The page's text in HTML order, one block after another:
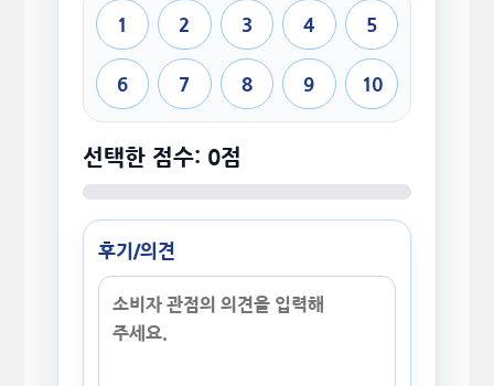
1 2 3 4 5
6 7 8 9 10
선택한 점수: 0점
후기/의견